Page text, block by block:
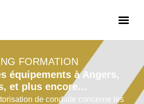
FORMATION
équipements à Angers,
et plus encore…
de conduite concerne les